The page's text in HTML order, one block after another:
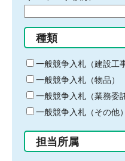
る
キ
ー
ワ
ー
ド
入
力
種類
一般競争入札（建設工
一般競争入札（物品）
一般競争入札（業務委
一般競争入札（その他）
担当所属